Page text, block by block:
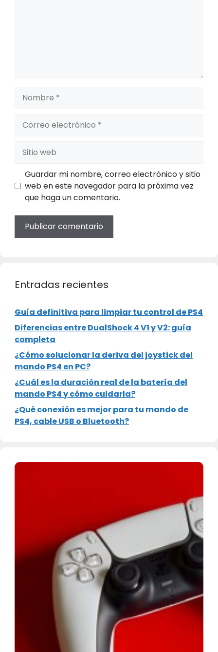
Nombre
electrónico
Sitio
web
Guardar mi nombre, correo electrónico y sitio
web en este navegador para la próxima vez
que haga un comentario.
Entradas recientes
Guía definitiva para limpiar tu control de PS4
Diferencias entre DualShock 4 V1 y V2: guía
completa
¿Cómo solucionar la deriva del joystick del
mando PS4 en PC?
¿Cuál es la duración real de la batería del
mando PS4 y cómo cuidarla?
¿Qué conexión es mejor para tu mando de
PS4, cable USB o Bluetooth?